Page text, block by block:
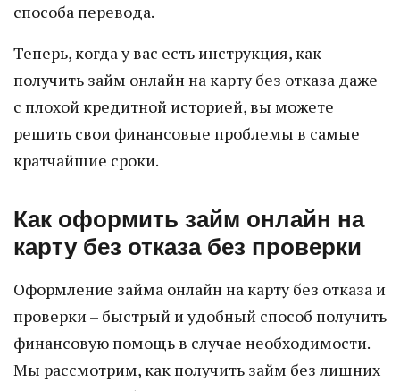
способа перевода.
Теперь, когда у вас есть инструкция, как
получить займ онлайн на карту без отказа даже
с плохой кредитной историей, вы можете
решить свои финансовые проблемы в самые
кратчайшие сроки.
Как оформить займ онлайн на
карту без отказа без проверки
Оформление займа онлайн на карту без отказа и
проверки – быстрый и удобный способ получить
финансовую помощь в случае необходимости.
Мы рассмотрим, как получить займ без лишних